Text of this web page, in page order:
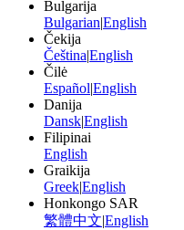
Bulgarija
BulgarianEnglish
Čekija
ČeštinaEnglish
Čilė
EspañolEnglish
Danija
DanskEnglish
Filipinai
English
Graikija
GreekEnglish
Honkongo SAR
繁體中文 English